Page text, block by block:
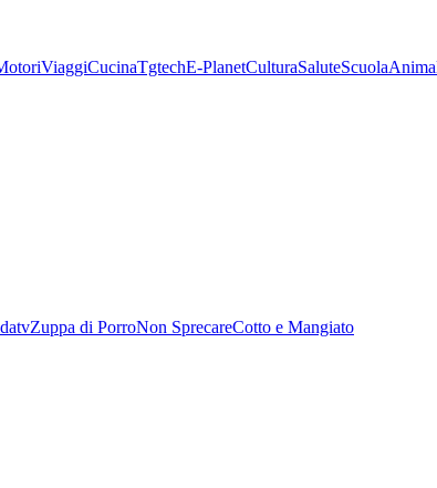
ViaggiCucinaTgtechE-PlanetCulturaSaluteScuola
Zuppa di PorroNon SprecareCotto e Mangiato